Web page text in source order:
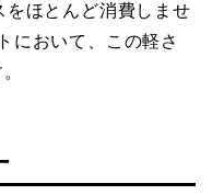
ほとんど消費しませ
において、この軽さ